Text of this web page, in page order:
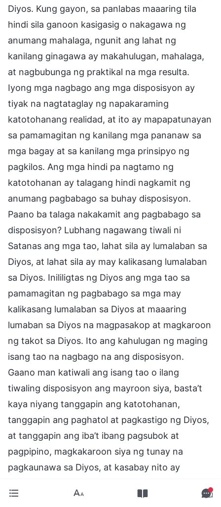
Diyos. Kung gayon, sa panlabas maaaring tila
hindi sila ganoon kasigasig o nakagawa ng
anumang mahalaga, ngunit ang lahat ng
kanilang ginagawa ay makahulugan, mahalaga,
at nagbubunga ng praktikal na mga resulta.
Iyong mga nagbago ang mga disposisyon ay
tiyak na nagtataglay ng napakaraming
katotohanang realidad, at ito ay mapapatunayan
sa pamamagitan ng kanilang mga pananaw sa
mga bagay at sa kanilang mga prinsipyo ng
pagkilos. Ang mga hindi pa nagtamo ng
katotohanan ay talagang hindi nagkamit ng
anumang pagbabago sa buhay disposisyon.
Paano ba talaga nakakamit ang pagbabago sa
disposisyon? Lubhang nagawang tiwali ni
Satanas ang mga tao, lahat sila ay lumalaban sa
Diyos, at lahat sila ay may kalikasang lumalaban
sa Diyos. Inililigtas ng Diyos ang mga tao sa
pamamagitan ng pagbabago sa mga may
kalikasang lumalaban sa Diyos at maaaring
lumaban sa Diyos na magpasakop at magkaroon
ng takot sa Diyos. Ito ang kahulugan ng maging
isang tao na nagbago na ang disposisyon.
Gaano man katiwali ang isang tao o ilang
tiwaling disposisyon ang mayroon siya, basta’t
kaya niyang tanggapin ang katotohanan,
tanggapin ang paghatol at pagkastigo ng Diyos,
at tanggapin ang iba’t ibang pagsubok at
pagpipino, magkakaroon siya ng tunay na
pagkaunawa sa Diyos, at kasabay nito ay
kalikasang diwa. Kapag tunay niyang nakikilala